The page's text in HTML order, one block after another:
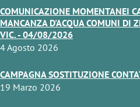
COMUNICAZIONE MOMENTANEI
MANCANZA D'ACQUA COMUNI DI
VIC. - 04/08/2026
4 Agosto 2026
CAMPAGNA SOSTITUZIONE
19 Marzo 2026